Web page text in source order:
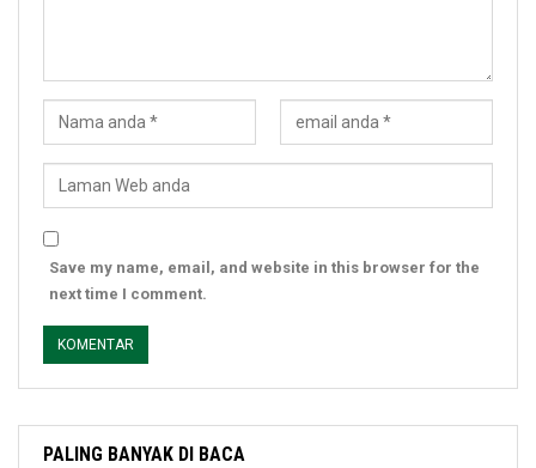
Save my name, email, and website in this browser for the
next time I comment.
PALING BANYAK DI BACA